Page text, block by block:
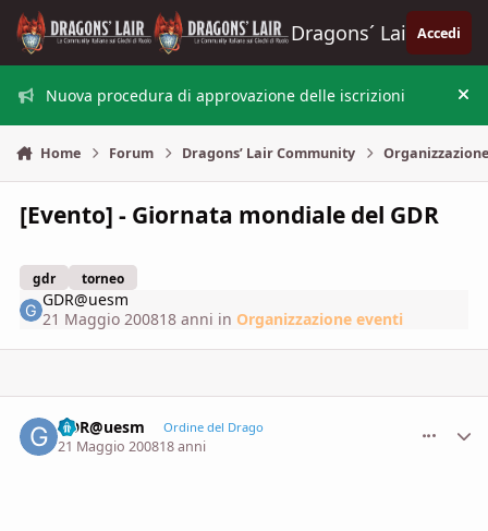
Vai al contenuto
Dragons´ Lair Accedi
Nuova procedura di approvazione delle iscrizioni
Home Forum Dragons’ Lair Community
[Evento] - Giornata mondiale del GDR
gdr torneo
GDR@uesm
21 Maggio 200818 anni in Organizzazione eventi
GDR@uesm Ordine del Drago
21 Maggio 200818 anni